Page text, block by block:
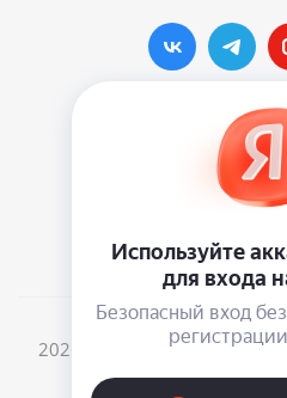
Наши
2026 © Винилмаркт -